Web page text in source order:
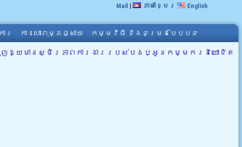
Mail | ភាសាខ្មែរ English
រ ការបោះពុម្ភផ្សាយ កម្មវិធី និងទម្រង់បែបបទ
ឱ្យមានស្ថិរភាពការងាររបស់បងប្អូនកម្មករនិយោជិត